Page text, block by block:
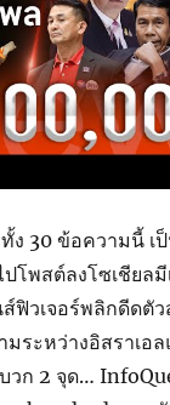
30 ข้อความนี้ เ
พสต์ลงโซเชียลมี
ฟิวเจอร์พลิกดีดตั
ระหว่างอิสราเอ
บวก 2 จุด…